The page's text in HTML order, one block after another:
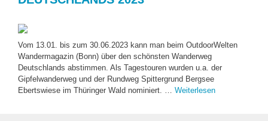
Vom 13.01. bis zum 30.06.2023 kann man beim OutdoorWelten
Wandermagazin (Bonn) über den schönsten Wanderweg
Deutschlands abstimmen. Als Tagestouren wurden u.a. der
Gipfelwanderweg und der Rundweg Spittergrund Bergsee
Ebertswiese im Thüringer Wald nominiert. … Weiterlesen